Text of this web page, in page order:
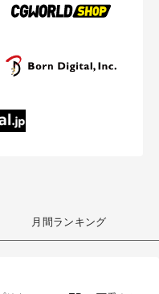
月間ランキング